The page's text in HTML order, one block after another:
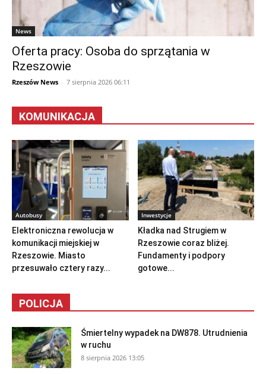
News
Oferta pracy: Osoba do sprzątania w
Rzeszowie
Rzeszów News - 7 sierpnia 2026 06:11
KOMUNIKACJA
Autobusy
Elektroniczna rewolucja w
komunikacji miejskiej w
Rzeszowie. Miasto
przesuwało cztery razy...
Inwestycje
Kładka nad Strugiem w
Rzeszowie coraz bliżej.
Fundamenty i podpory
gotowe...
POLICJA
Śmiertelny wypadek na DW878. Utrudnienia
w ruchu
8 sierpnia 2026 13:05